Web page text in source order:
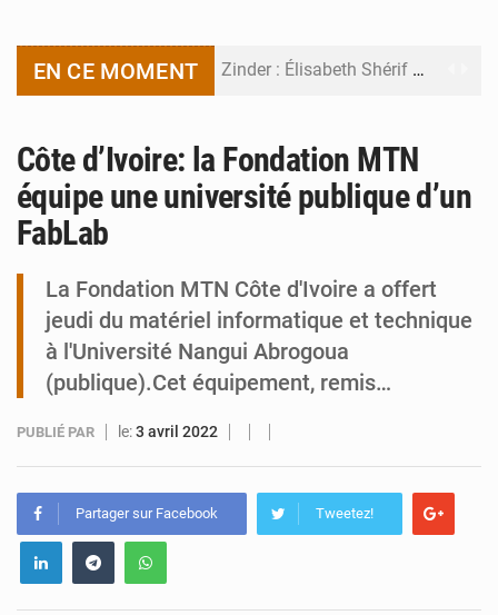
EN CE MOMENT Zinder : Élisabeth Shérif visite l’école Birni Garçon
Niger : Bilan à mi-parcours du Programme de Refondation
Côte d’Ivoire: la Fondation MTN
équipe une université publique d’un
FabLab
La Fondation MTN Côte d'Ivoire a offert
jeudi du matériel informatique et technique
à l'Université Nangui Abrogoua
(publique).Cet équipement, remis…
PUBLIÉ PAR le:3 avril 2022
Partager sur Facebook Tweetez!